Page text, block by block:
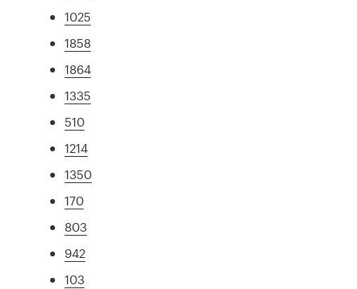
1025
1858
1864
1335
510
1214
1350
170
803
942
103